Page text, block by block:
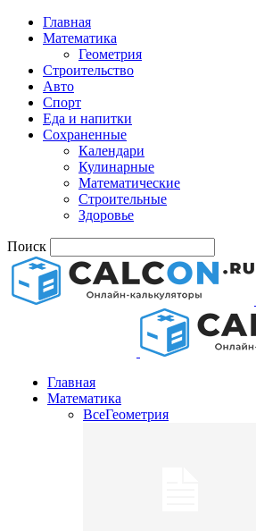
Главная
Математика
Геометрия
Строительство
Авто
Спорт
Еда и напитки
Сохраненные
Календари
Кулинарные
Математические
Строительные
Здоровье
Поиск
Главная
Математика
ВсеГеометрия